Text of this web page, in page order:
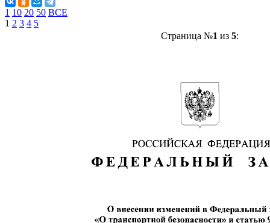
1 10 20 50 ВСЕ
1 2 3 4 5
Страница №1 из 5: